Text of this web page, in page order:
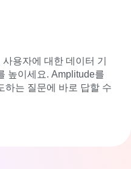
용자에 대한 데이터 기
높이세요. Amplitude를
하는 질문에 바로 답할 수